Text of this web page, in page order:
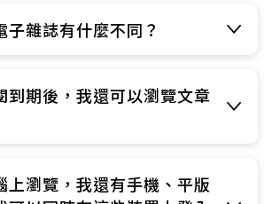
子雜誌有什麼不同？​
到期後，我還可以瀏覽文章
上瀏覽，我還有手機、平版